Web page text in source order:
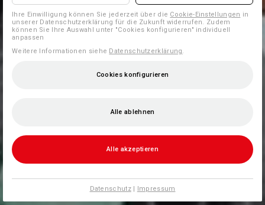
Ihre Einwilligung können Sie jederzeit über die Cookie-Einstellungen in
unserer Datenschutzerklärung für die Zukunft widerrufen. Zudem
können Sie Ihre Auswahl unter "Cookies konfigurieren" individuell
anpassen
Weitere Informationen siehe Datenschutzerklärung
Cookies konfigurieren
Alle ablehnen
Alle akzeptieren
Datenschutz| Impressum